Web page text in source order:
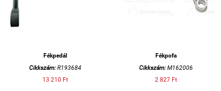
Fékpedál
Cikkszám: R193684
13 210 Ft
Fékpofa
Cikkszám:M162006
2 827 Ft